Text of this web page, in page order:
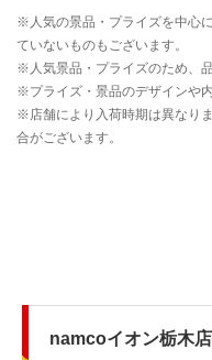
namcoイオン栃木店